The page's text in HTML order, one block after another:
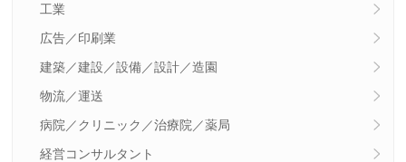
工業
広告／印刷業
建築／建設／設備／設計／造園
物流／運送
病院／クリニック／治療院／薬局
経営コンサルタント